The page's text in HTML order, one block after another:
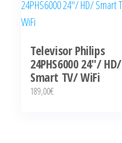
Televisor Philips
24PHS6000 24″/ HD/
Smart TV/ WiFi
189,00€